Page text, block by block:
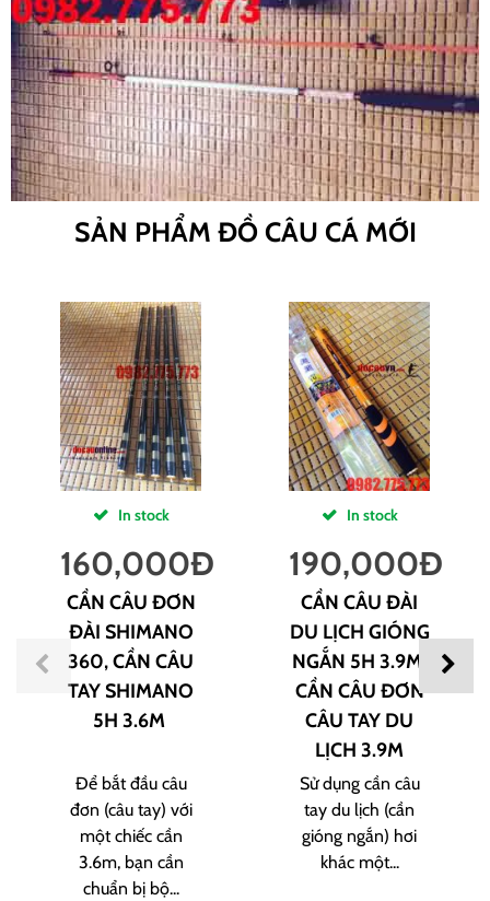
SẢN PHẨM ĐỒ CÂU CÁ MỚI
In stock
160,000Đ
CẦN CÂU ĐƠN
ĐÀI SHIMANO
360, CẦN CÂU
TAY SHIMANO
5H 3.6M
Để bắt đầu câu
đơn (câu tay) với
một chiếc cần
3.6m, bạn cần
chuẩn bị bộ...
In stock
190,000Đ
CẦN CÂU ĐÀI
DU LỊCH GIÓNG
NGẮN 5H 3.9M,
CẦN CÂU ĐƠN
CÂU TAY DU
LỊCH 3.9M
Sử dụng cần câu
tay du lịch (cần
gióng ngắn) hơi
khác một...